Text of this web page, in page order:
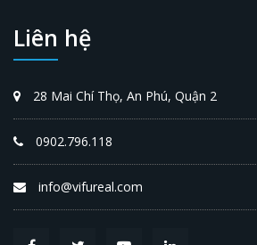
Liên hệ
28 Mai Chí Thọ, An Phú, Quận 2
0902.796.118
info@vifureal.com